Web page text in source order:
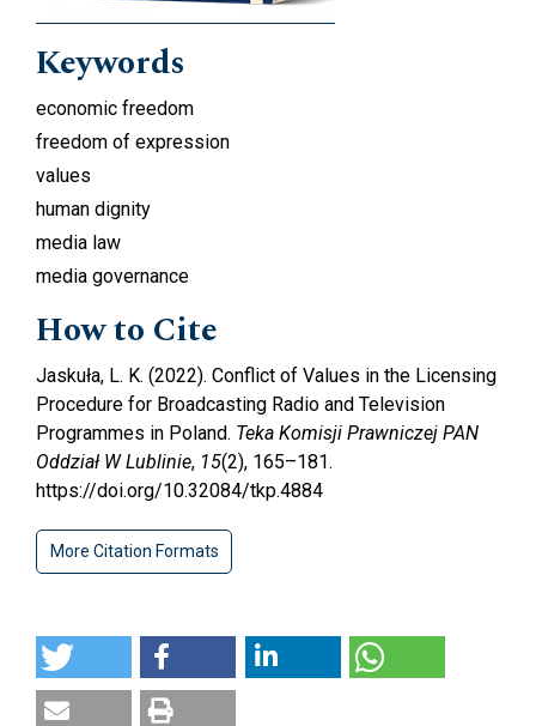
Keywords
economic freedom
freedom of expression
values
human dignity
media law
media governance
How to Cite
Jaskuła, L. K. (2022). Conflict of Values in the Licensing
Procedure for Broadcasting Radio and Television
Programmes in Poland. Teka Komisji Prawniczej PAN
Oddział W Lublinie, 15(2), 165–181.
https://doi.org/10.32084/tkp.4884
More Citation Formats